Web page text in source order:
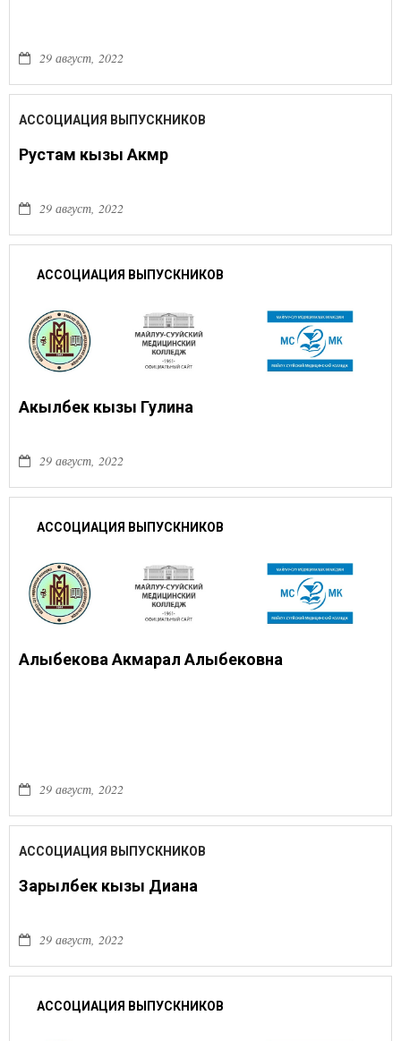
29 август, 2022
АССОЦИАЦИЯ ВЫПУСКНИКОВ
Рустам кызы Акмөөр
29 август, 2022
АССОЦИАЦИЯ ВЫПУСКНИКОВ
Акылбек кызы Гулина
29 август, 2022
АССОЦИАЦИЯ ВЫПУСКНИКОВ
Алыбекова Акмарал Алыбековна
29 август, 2022
АССОЦИАЦИЯ ВЫПУСКНИКОВ
Зарылбек кызы Диана
29 август, 2022
АССОЦИАЦИЯ ВЫПУСКНИКОВ